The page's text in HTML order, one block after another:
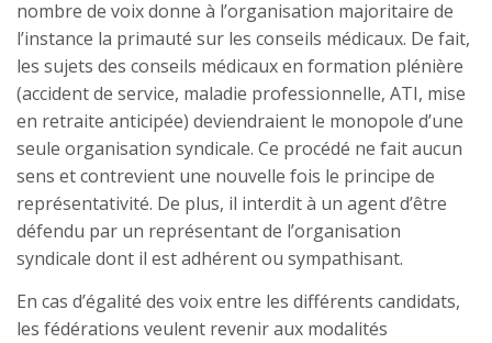
nombre de voix donne à l’organisation majoritaire de
l’instance la primauté sur les conseils médicaux. De fait,
les sujets des conseils médicaux en formation plénière
(accident de service, maladie professionnelle, ATI, mise
en retraite anticipée) deviendraient le monopole d’une
seule organisation syndicale. Ce procédé ne fait aucun
sens et contrevient une nouvelle fois le principe de
représentativité. De plus, il interdit à un agent d’être
défendu par un représentant de l’organisation
syndicale dont il est adhérent ou sympathisant.
En cas d’égalité des voix entre les différents candidats,
les fédérations veulent revenir aux modalités